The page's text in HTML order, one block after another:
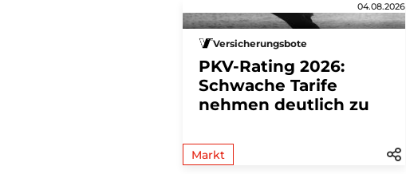
04.08.2026
Versicherungsbote
PKV-Rating 2026:
Schwache Tarife
nehmen deutlich zu
Markt